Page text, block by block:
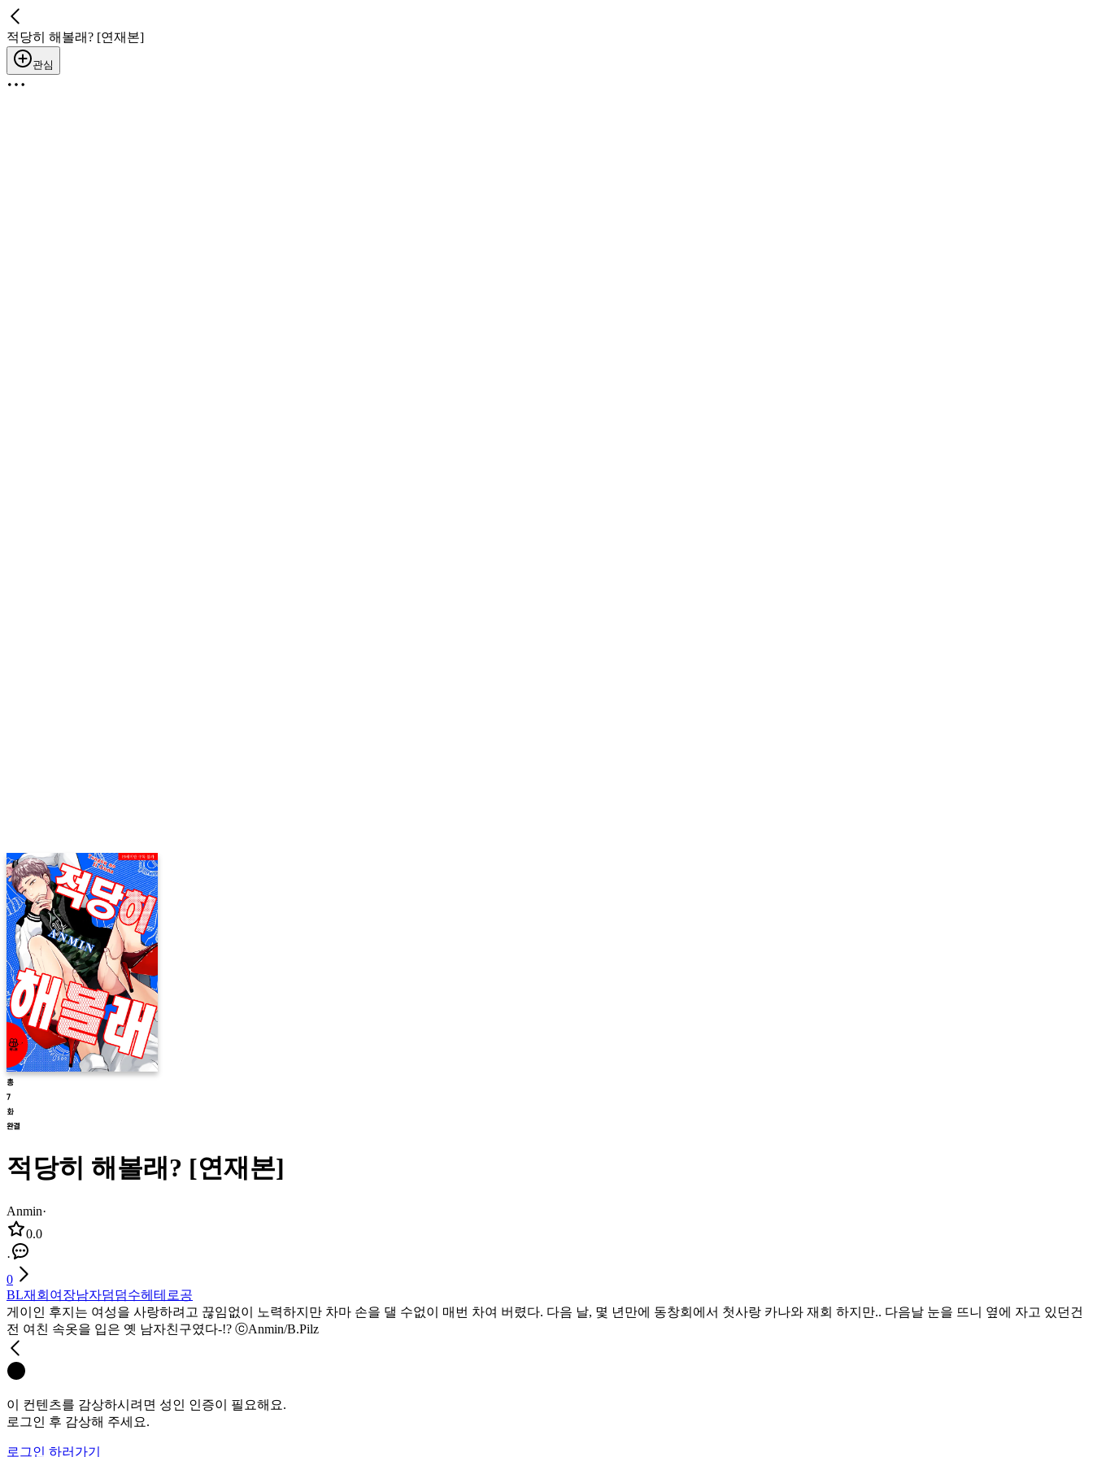
적당히 해볼래? [연재본]
관심
적당히 해볼래? [연재본]
Anmin·
0.0
·
0
BL재회 여장남자덤덤수헤테로공
게이인 후지는 여성을 사랑하려고 끊임없이 노력하지만 차마 손을 댈 수없이 매번 차여 버렸다. 다음 날, 몇 년만에 동창회에서 첫사랑 카나와 재회 하지만.. 다음날 눈을 뜨니 옆에 자고 있던건
전 여친 속옷을 입은 옛 남자친구였다-!? ⓒAnmin/B.Pilz
이 컨텐츠를 감상하시려면 성인 인증이 필요해요.
로그인 후 감상해 주세요.
로그인 하러가기